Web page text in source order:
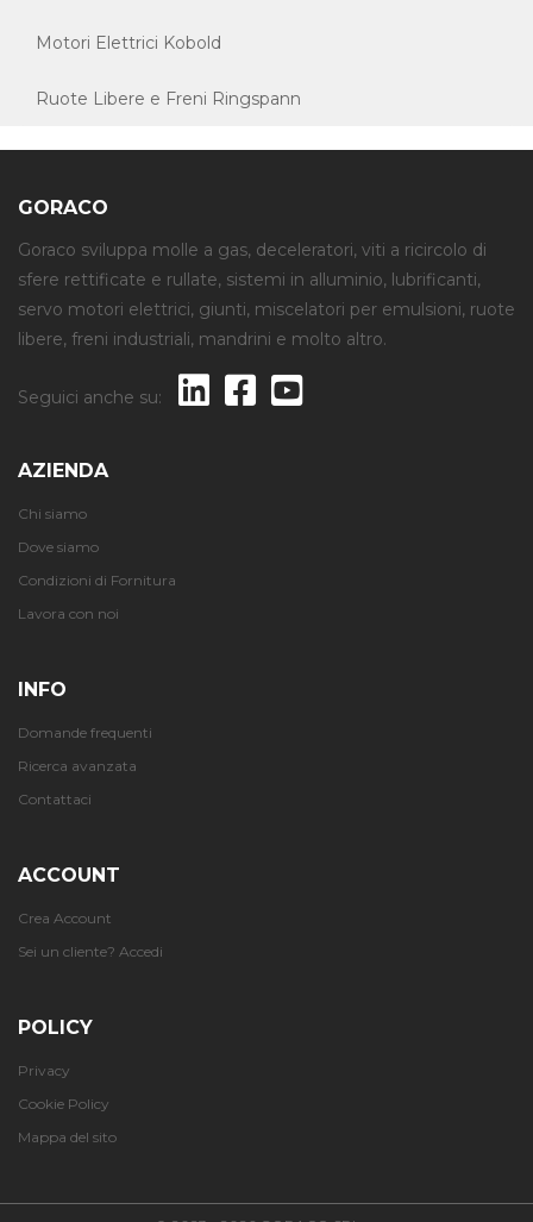
Motori Elettrici Kobold
Ruote Libere e Freni Ringspann
GORACO
Goraco sviluppa molle a gas, deceleratori, viti a ricircolo di
sfere rettificate e rullate, sistemi in alluminio, lubrificanti,
servo motori elettrici, giunti, miscelatori per emulsioni, ruote
libere, freni industriali, mandrini e molto altro.
Seguici anche su:
AZIENDA
Chi siamo
Dove siamo
Condizioni di Fornitura
Lavora con noi
INFO
Domande frequenti
Ricerca avanzata
Contattaci
ACCOUNT
Crea Account
Sei un cliente? Accedi
POLICY
Privacy
Cookie Policy
Mappa del sito